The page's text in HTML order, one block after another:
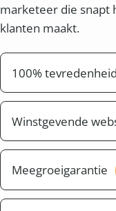
marketeer die snapt
klanten maakt.
100%
Wij willen graag
eindresultaat. Wij
klaar is, wanneer
Winstgevende
Naast een mooie
een winstgevende
dat bezoekers uit
Winterswijk niet
Meegroeigarantie
De wereld van